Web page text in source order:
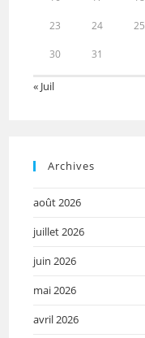
23 24 25
30 31
« Juil
Archives
août 2026
juillet 2026
juin 2026
mai 2026
avril 2026